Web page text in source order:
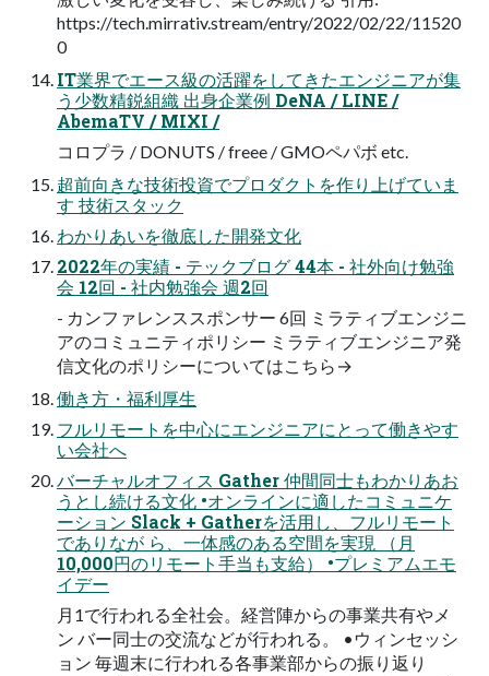
https://tech.mirrativ.stream/entry/2022/02/22/11520
0
IT業界でエース級の活躍をしてきたエンジニアが集
う少数精鋭組織 出身企業例 DeNA / LINE /
AbemaTV / MIXI /
コロプラ / DONUTS / freee / GMOペパボ etc.
超前向きな技術投資でプロダクトを作り上げていま
す 技術スタック
わかりあいを徹底した開発文化
2022年の実績 - テックブログ 44本 - 社外向け勉強
会 12回 - 社内勉強会 週2回
- カンファレンススポンサー 6回 ミラティブエンジニ
アのコミュニティポリシー ミラティブエンジニア発
信文化のポリシーについてはこちら→
働き方・福利厚生
フルリモートを中心にエンジニアにとって働きやす
い会社へ
バーチャルオフィス Gather 仲間同士もわかりあお
うとし続ける文化 •オンラインに適したコミュニケ
ーション Slack + Gatherを活用し、フルリモート
でありなが ら、一体感のある空間を実現 （月
10,000円のリモート手当も支給） •プレミアムエモ
イデー
月1で行われる全社会。経営陣からの事業共有やメ
ン バー同士の交流などが行われる。 •ウィンセッシ
ョン 毎週末に行われる各事業部からの振り返り